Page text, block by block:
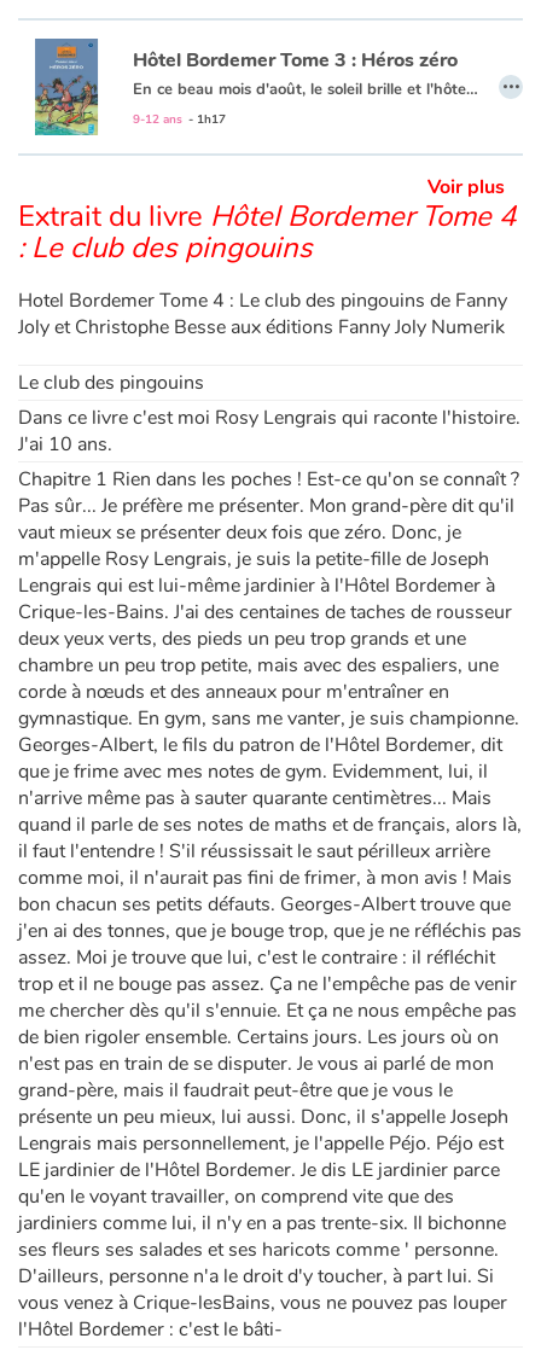
Hôtel Bordemer Tome 3 : Héros zéro
En ce beau mois d'août, le soleil brille et l'hôtel de mon père est plein à craquer.
9-12 ans - 1h17
…
Voir plus
Extrait du livre Hôtel Bordemer Tome 4
: Le club des pingouins
Hotel Bordemer Tome 4 : Le club des pingouins de Fanny
Joly et Christophe Besse aux éditions Fanny Joly Numerik
Le club des pingouins
Dans ce livre c'est moi Rosy Lengrais qui raconte l'histoire.
J'ai 10 ans.
Chapitre 1 Rien dans les poches ! Est-ce qu'on se connaît ?
Pas sûr... Je préfère me présenter. Mon grand-père dit qu'il
vaut mieux se présenter deux fois que zéro. Donc, je
m'appelle Rosy Lengrais, je suis la petite-fille de Joseph
Lengrais qui est lui-même jardinier à l'Hôtel Bordemer à
Crique-les-Bains. J'ai des centaines de taches de rousseur
deux yeux verts, des pieds un peu trop grands et une
chambre un peu trop petite, mais avec des espaliers, une
corde à nœuds et des anneaux pour m'entraîner en
gymnastique. En gym, sans me vanter, je suis championne.
Georges-Albert, le fils du patron de l'Hôtel Bordemer, dit
que je frime avec mes notes de gym. Evidemment, lui, il
n'arrive même pas à sauter quarante centimètres... Mais
quand il parle de ses notes de maths et de français, alors là,
il faut l'entendre ! S'il réussissait le saut périlleux arrière
comme moi, il n'aurait pas fini de frimer, à mon avis ! Mais
bon chacun ses petits défauts. Georges-Albert trouve que
j'en ai des tonnes, que je bouge trop, que je ne réfléchis pas
assez. Moi je trouve que lui, c'est le contraire : il réfléchit
trop et il ne bouge pas assez. Ça ne l'empêche pas de venir
me chercher dès qu'il s'ennuie. Et ça ne nous empêche pas
de bien rigoler ensemble. Certains jours. Les jours où on
n'est pas en train de se disputer. Je vous ai parlé de mon
grand-père, mais il faudrait peut-être que je vous le
présente un peu mieux, lui aussi. Donc, il s'appelle Joseph
Lengrais mais personnellement, je l'appelle Péjo. Péjo est
LE jardinier de l'Hôtel Bordemer. Je dis LE jardinier parce
qu'en le voyant travailler, on comprend vite que des
jardiniers comme lui, il n'y en a pas trente-six. Il bichonne
ses fleurs ses salades et ses haricots comme ' personne.
D'ailleurs, personne n'a le droit d'y toucher, à part lui. Si
vous venez à Crique-les­Bains, vous ne pouvez pas louper
l'Hôtel Bordemer : c'est le bâti­-